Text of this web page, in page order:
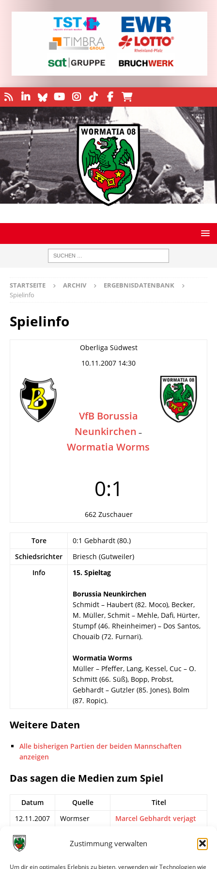
Zustimmung verwalten
Um dir ein optimales Erlebnis zu bieten, verwenden wir Technologien wie
STARTSEITE ARCHIV
ERGEBNISDATENBANK
Spielinfo
Spielinfo
Oberliga Südwest
10.11.2007 14:30
VfB Borussia
Neunkirchen –
Wormatia Worms
0:1
662 Zuschauer
Tore
0:1 Gebhardt (80.)
Schiedsrichter
Briesch (Gutweiler)
Info
15. Spieltag
Borussia Neunkirchen
Schmidt – Haubert (82. Moco), Becker,
M. Müller, Schmit – Mehle, Dafi, Hürter,
Stumpf (46. Rheinheimer) – Dos Santos,
Chouaib (72. Furnari).
Wormatia Worms
Müller – Pfeffer, Lang, Kessel, Cuc – O.
Schmitt (66. Süß), Bopp, Probst,
Gebhardt – Gutzler (85. Jones), Bolm
(87. Ropic).
Weitere Daten
Alle bisherigen Partien der beiden Mannschaften
anzeigen
Das sagen die Medien zum Spiel
Datum Quelle
Titel
12.11.2007
Wormser
Marcel Gebhardt verjagt
Fluch\&#34;
Sportmagazin
von Mehle